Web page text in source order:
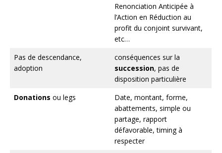
Renonciation Anticipée à
l’Action en Réduction au
profit du conjoint survivant,
etc…
Pas de descendance,
adoption
conséquences sur la
succession, pas de
disposition particulière
Donations ou legs
Date, montant, forme,
abattements, simple ou
partage, rapport
défavorable, timing à
respecter